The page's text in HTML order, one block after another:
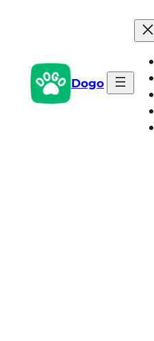
Dogo